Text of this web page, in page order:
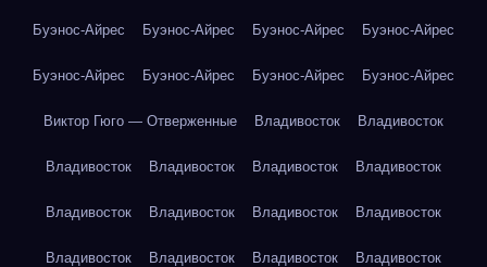
Буэнос-Айрес Буэнос-Айрес Буэнос-Айрес Буэнос-Айрес
Буэнос-Айрес Буэнос-Айрес Буэнос-Айрес Буэнос-Айрес
Виктор Гюго — Отверженные Владивосток Владивосток
Владивосток Владивосток Владивосток Владивосток
Владивосток Владивосток Владивосток Владивосток
Владивосток Владивосток Владивосток Владивосток